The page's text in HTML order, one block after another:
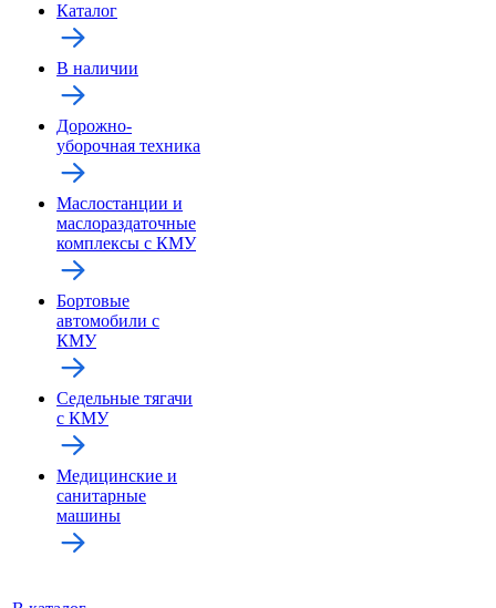
Каталог
В наличии
Дорожно-
уборочная техника
Маслостанции и
маслораздаточные
комплексы с КМУ
Бортовые
автомобили с
КМУ
Седельные тягачи
с КМУ
Медицинские и
санитарные
машины